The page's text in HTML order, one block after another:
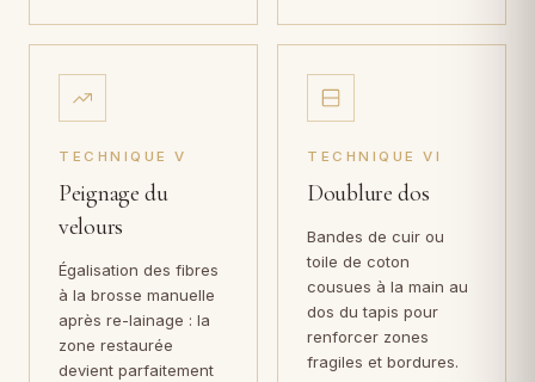
TECHNIQUE V
Peignage du
velours
Égalisation des fibres
à la brosse manuelle
après re-lainage : la
zone restaurée
devient parfaitement
TECHNIQUE VI
Doublure dos
Bandes de cuir ou
toile de coton
cousues à la main au
dos du tapis pour
renforcer zones
fragiles et bordures.